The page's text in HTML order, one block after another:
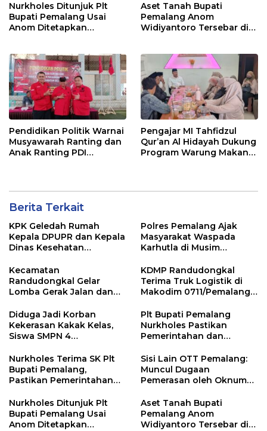
Nurkholes Ditunjuk Plt
Bupati Pemalang Usai
Anom Ditetapkan
Aset Tanah Bupati
Pemalang Anom
Widiyantoro Tersebar di
Pendidikan Politik Warnai
Musyawarah Ranting dan
Anak Ranting PDI
Pengajar MI Tahfidzul
Qur’an Al Hidayah Dukung
Program Warung Makan
Berita Terkait
KPK Geledah Rumah
Kepala DPUPR dan Kepala
Dinas Kesehatan
Polres Pemalang Ajak
Masyarakat Waspada
Karhutla di Musim
Kecamatan
Randudongkal Gelar
Lomba Gerak Jalan dan
HUT RI ke-81
KDMP Randudongkal
Terima Truk Logistik di
Makodim 0711/Pemalang
Desa
Diduga Jadi Korban
Kekerasan Kakak Kelas,
Siswa SMPN 4
Dunia
Plt Bupati Pemalang
Nurkholes Pastikan
Pemerintahan dan
Berjalan
Nurkholes Terima SK Plt
Bupati Pemalang,
Pastikan Pemerintahan
Sisi Lain OTT Pemalang:
Muncul Dugaan
Pemerasan oleh Oknum
Nurkholes Ditunjuk Plt
Bupati Pemalang Usai
Anom Ditetapkan
Aset Tanah Bupati
Pemalang Anom
Widiyantoro Tersebar di